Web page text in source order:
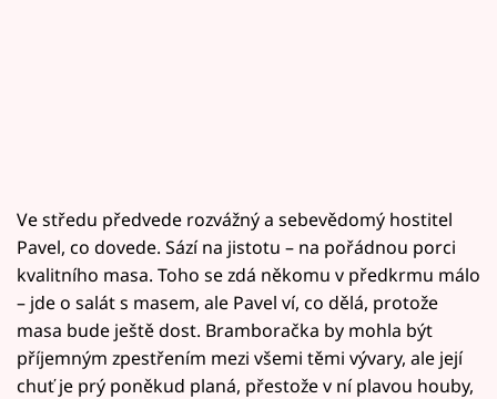
Sledujte nás
Ve středu předvede rozvážný a sebevědomý hostitel
Pavel, co dovede. Sází na jistotu – na pořádnou porci
kvalitního masa. Toho se zdá někomu v předkrmu málo
– jde o salát s masem, ale Pavel ví, co dělá, protože
masa bude ještě dost. Bramboračka by mohla být
příjemným zpestřením mezi všemi těmi vývary, ale její
chuť je prý poněkud planá, přestože v ní plavou houby,